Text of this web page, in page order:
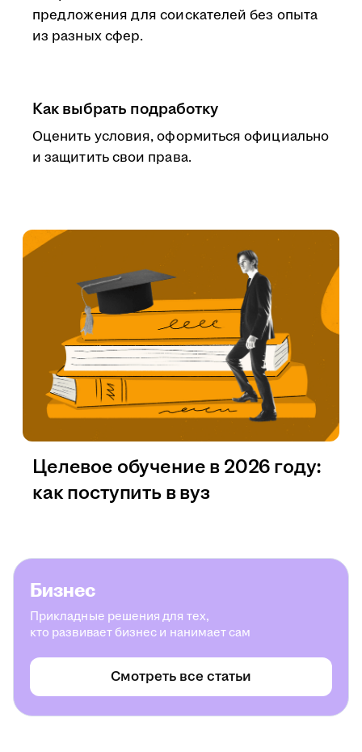
предложения для соискателей без опыта
из разных сфер.
Как выбрать подработку
Оценить условия, оформиться официально
и защитить свои права.
Целевое обучение в 2026 году:
как поступить в вуз
Бизнес
Прикладные решения для тех,
кто развивает бизнес и нанимает сам
Смотреть все статьи